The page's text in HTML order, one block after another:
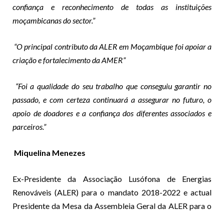
confiança e reconhecimento de todas as instituições
moçambicanas do sector.”
“O principal contributo da ALER em Moçambique foi apoiar a
criação e fortalecimento da AMER”
“Foi a qualidade do seu trabalho que conseguiu garantir no
passado, e com certeza continuará a assegurar no futuro, o
apoio de doadores e a confiança dos diferentes associados e
parceiros.”
Miquelina Menezes
Ex-Presidente da Associação Lusófona de Energias
Renováveis (ALER) para o mandato 2018-2022 e actual
Presidente da Mesa da Assembleia Geral da ALER para o